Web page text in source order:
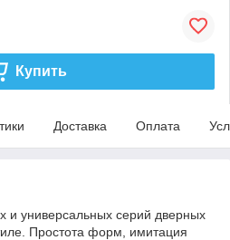
Купить
Доставка Оплата
и универсальных серий дверных
Простота форм, имитация